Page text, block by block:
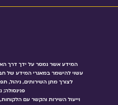
המידע אשר נמסר על ידך דרך
עשוי להישמר במאגרי המידע של
לצורך מתן השירותים, ניהול,
פנינסולה;
וייעול השירות והקשר עם